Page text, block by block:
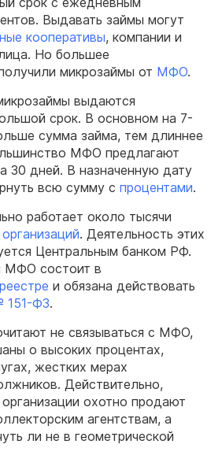
Выдавать займы могут
кооперативы, компании и
Но большее
микрозаймы от МФО.
выдаются
срок. В основном на 7-
сумма займа, тем длиннее
МФО предлагают
30 дней. В назначенную дату
всю сумму с процентами.
работает около тысячи
. Деятельность этих
Центральным банком РФ.
МФО состоит в
и обязана действовать
151-ФЗ.
не связываться с МФО,
о высоких процентах,
жестких мерах
Действительно,
охотно продают
агентствам, а
ли не в геометрической